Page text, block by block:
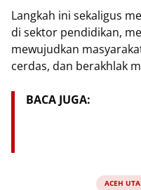
Langkah ini sekaligus
di sektor pendidikan,
mewujudkan
cerdas, dan berakhlak
BACA JUGA:
ACEH